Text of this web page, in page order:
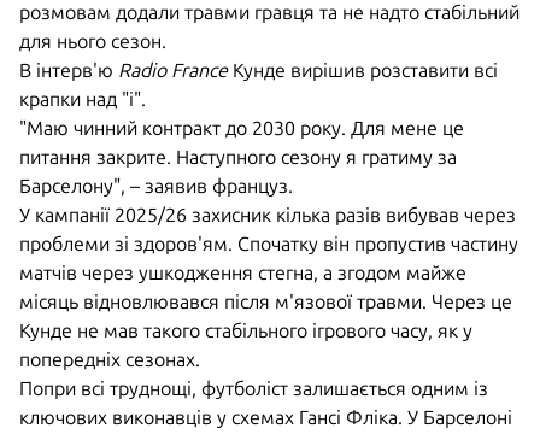
розмовам додали травми гравця та не надто стабільний
для нього сезон.
В інтерв'ю Radio FranceКунде вирішив розставити всі
крапки над "і".
"Маю чинний контракт до 2030 року. Для мене це
питання закрите. Наступного сезону я гратиму за
Барселону", – заявив француз.
У кампанії 2025/26 захисник кілька разів вибував через
проблеми зі здоров'ям. Спочатку він пропустив частину
матчів через ушкодження стегна, а згодом майже
місяць відновлювався після м'язової травми. Через це
Кунде не мав такого стабільного ігрового часу, як у
попередніх сезонах.
Попри всі труднощі, футболіст залишається одним із
ключових виконавців у схемах Гансі Фліка. У Барселоні